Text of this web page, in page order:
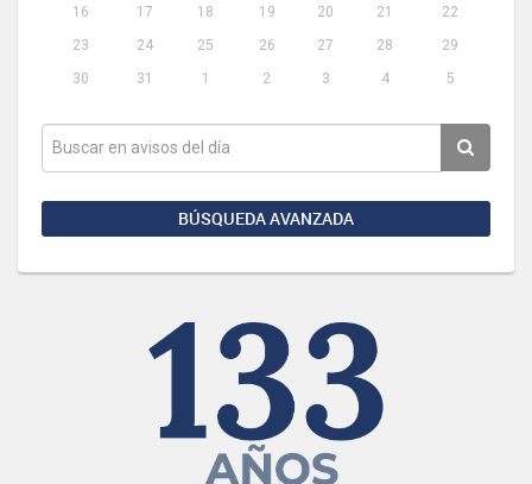
16
17 18 19 20 21
22
23
24 25 26 27 28
29
30
31 1 2 3 4 5
BÚSQUEDA AVANZADA